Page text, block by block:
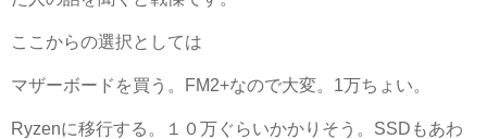
ここからの選択としては
マザーボードを買う。FM2+なので大変。1万ちょい。
Ryzenに移行する。１０万ぐらいかかりそう。SSDもあわ